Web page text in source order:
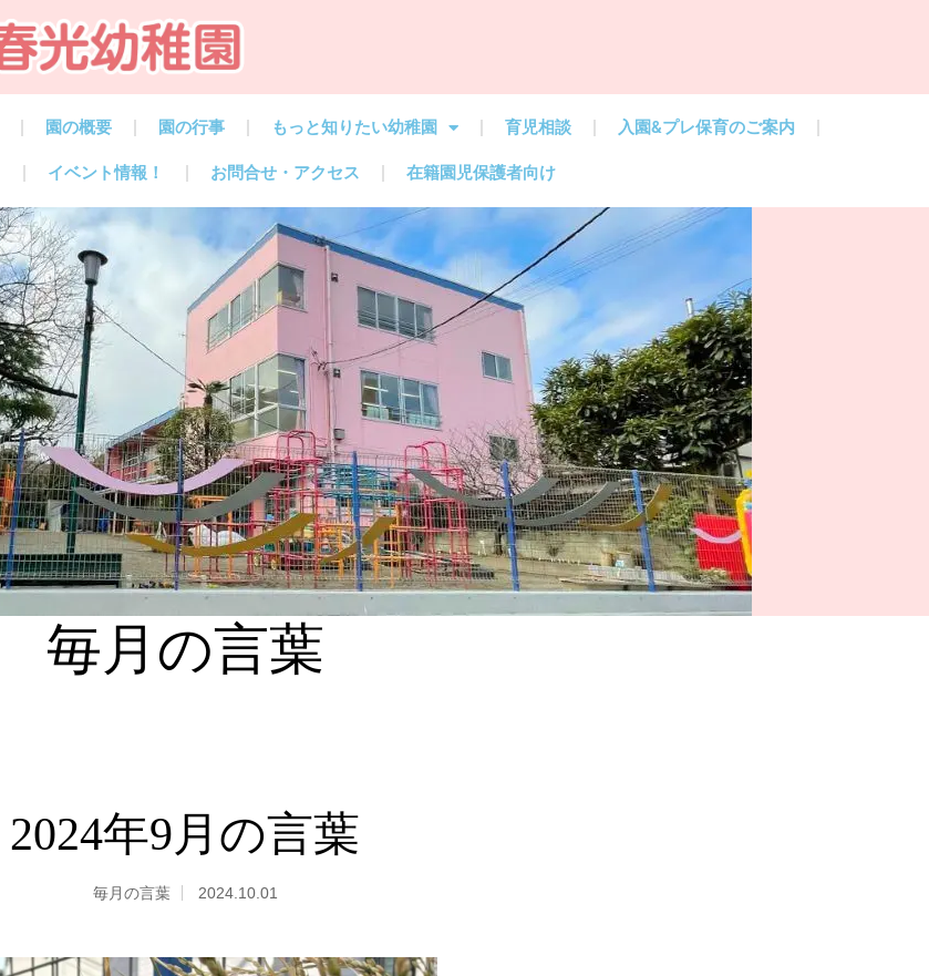
園の概要 園の行事 もっと知りたい幼稚園 育児相談 入園&プレ保育のご案内
イベント情報！ お問合せ・アクセス 在籍園児保護者向け
毎月の言葉
2024年9月の言葉
毎月の言葉 2024.10.01